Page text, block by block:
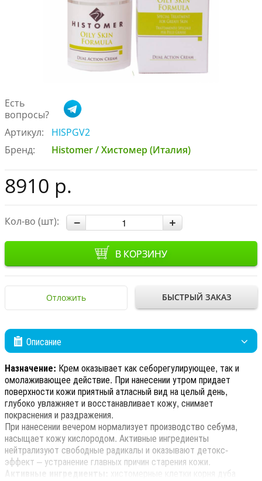
Есть
вопросы?
Артикул:
HISPGV2
Бренд:
Histomer / Хистомер (Италия)
8910 р.
Кол-во (шт):
В КОРЗИНУ
Отложить БЫСТРЫЙ ЗАКАЗ
Описание
Назначение: Крем оказывает как себорегулирующее, так и
омолаживающее действие. При нанесении утром придает
поверхности кожи приятный атласный вид на целый день,
глубоко увлажняет и восстанавливает кожу, снимает
покраснения и раздражения.
При нанесении вечером нормализует производство себума,
насыщает кожу кислородом. Активные ингредиенты
нейтрализуют свободные радикалы и оказывают детокс-
эффект – устранение главных причин старения кожи.
Активные ингредиенты:
хистомерные клетки корня дуба